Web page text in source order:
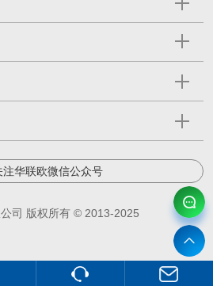
注华联欧微信公众号
司 版权所有 © 2013-2025